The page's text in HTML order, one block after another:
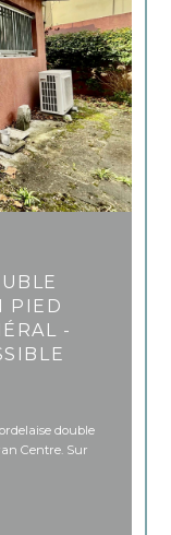
PIED
-
double
Centre. Sur